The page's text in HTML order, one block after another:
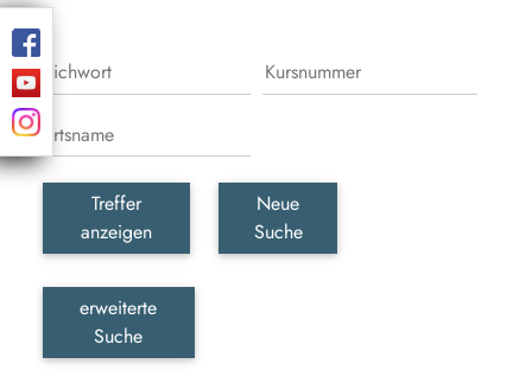
Treffer
anzeigen
Neue
Suche
erweiterte
Suche